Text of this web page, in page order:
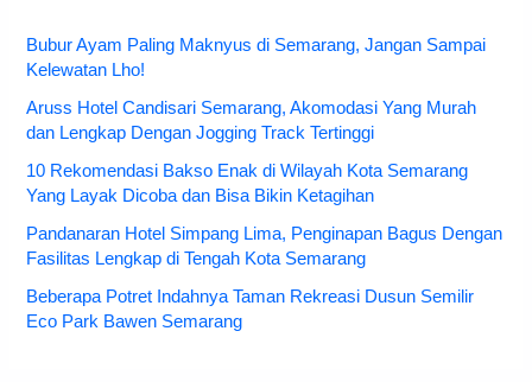
Bubur Ayam Paling Maknyus di Semarang, Jangan Sampai
Kelewatan Lho!
Aruss Hotel Candisari Semarang, Akomodasi Yang Murah
dan Lengkap Dengan Jogging Track Tertinggi
10 Rekomendasi Bakso Enak di Wilayah Kota Semarang
Yang Layak Dicoba dan Bisa Bikin Ketagihan
Pandanaran Hotel Simpang Lima, Penginapan Bagus Dengan
Fasilitas Lengkap di Tengah Kota Semarang
Beberapa Potret Indahnya Taman Rekreasi Dusun Semilir
Eco Park Bawen Semarang